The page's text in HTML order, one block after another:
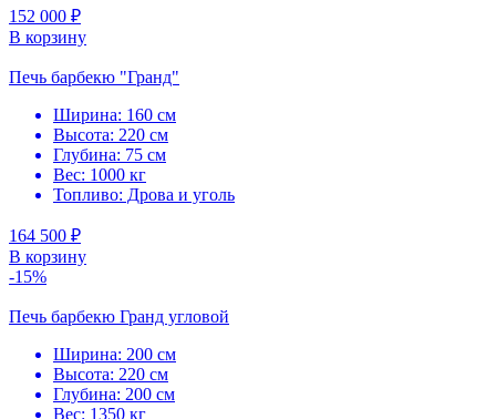
152 000 ₽
В корзину
Печь барбекю "Гранд"
Ширина: 160 см
Высота: 220 см
Глубина: 75 см
Вес: 1000 кг
Топливо: Дрова и уголь
164 500 ₽
В корзину
-15%
Печь барбекю Гранд угловой
Ширина: 200 см
Высота: 220 см
Глубина: 200 см
Вес: 1350 кг